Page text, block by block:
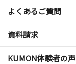
よくあるご質問
資料請求
KUMON体験者の声